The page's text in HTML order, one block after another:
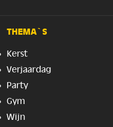
THEMA`S
Kerst
Verjaardag
Party
Gym
Wijn